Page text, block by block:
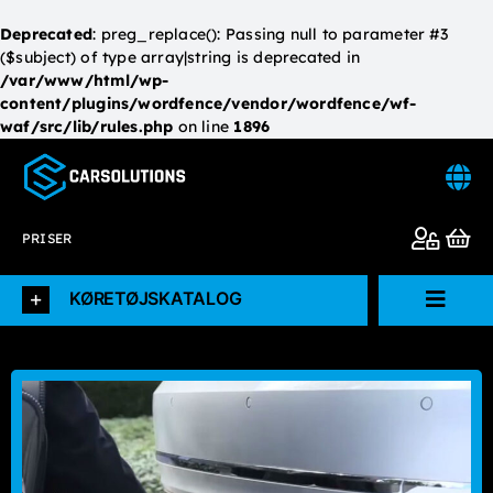
Deprecated: preg_replace(): Passing null to parameter #3
($subject) of type array|string is deprecated in
/var/www/html/wp-
content/plugins/wordfence/vendor/wordfence/wf-
waf/src/lib/rules.php on line 1896
content
PRISER
KØRETØJSKATALOG
Køretøjskatalog
L.V.D.I